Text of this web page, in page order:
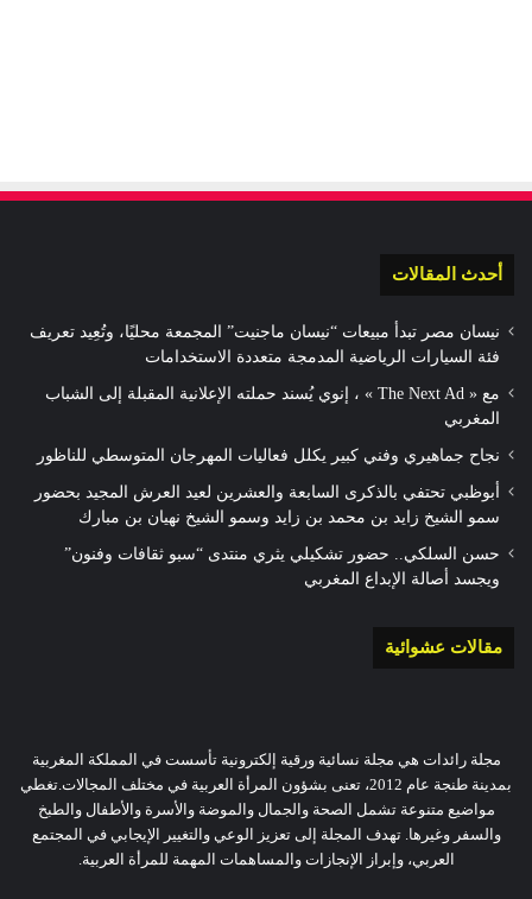
أحدث المقالات
نيسان مصر تبدأ مبيعات “نيسان ماجنيت” المجمعة محليًا، وتُعِيد تعريف
فئة السيارات الرياضية المدمجة متعددة الاستخدامات
مع « The Next Ad » ، إنوي يُسند حملته الإعلانية المقبلة إلى الشباب
المغربي
نجاح جماهيري وفني كبير يكلل فعاليات المهرجان المتوسطي للناظور
أبوظبي تحتفي بالذكرى السابعة والعشرين لعيد العرش المجيد بحضور
سمو الشيخ زايد بن محمد بن زايد وسمو الشيخ نهيان بن مبارك
حسن السلكي.. حضور تشكيلي يثري منتدى “سبو ثقافات وفنون”
ويجسد أصالة الإبداع المغربي
مقالات عشوائية
مجلة رائدات هي مجلة نسائية ورقية إلكترونية تأسست في المملكة المغربية
بمدينة طنجة عام 2012، تعنى بشؤون المرأة العربية في مختلف المجالات.تغطي
مواضيع متنوعة تشمل الصحة والجمال والموضة والأسرة والأطفال والطبخ
والسفر وغيرها. تهدف المجلة إلى تعزيز الوعي والتغيير الإيجابي في المجتمع
العربي، وإبراز الإنجازات والمساهمات المهمة للمرأة العربية.